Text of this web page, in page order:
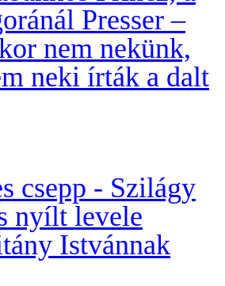
Presser –
nem nekünk,
neki írták a dalt
csepp - Szilágy
nyílt levele
Istvánnak